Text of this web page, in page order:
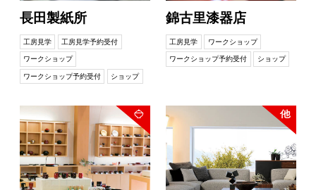
長田製紙所
工房見学 工房見学予約受付
ワークショップ
ワークショップ予約受付 ショップ
錦古里漆器店
工房見学 ワークショップ
ワークショップ予約受付 ショップ